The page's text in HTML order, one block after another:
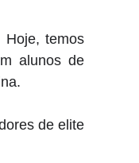
Hoje, temos
alunos de
de elite